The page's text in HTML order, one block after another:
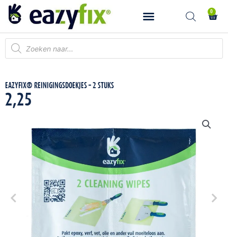
naar
inhoud
0
Producten
zoeken
2 STUKS
EAZYFIX® REINIGINGSDOEKJES – 2 STUKS
2,25